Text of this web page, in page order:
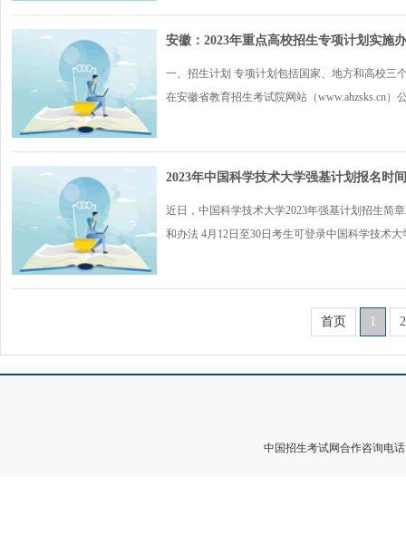
安徽：2023年重点高校招生专项计划实施
一、招生计划 专项计划包括国家、地方和高校三
在安徽省教育招生考试院网站（www.ahzsks.cn）
2023年中国科学技术大学强基计划报名时
近日，中国科学技术大学2023年强基计划招生简
和办法 4月12日至30日考生可登录中国科学技术大
首页 1 2
中国招生考试网合作咨询电